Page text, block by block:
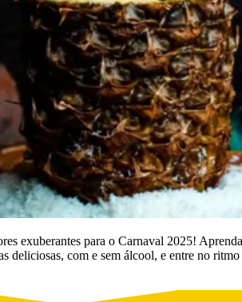
exuberantes para o Carnaval 2025! Aprenda
deliciosas, com e sem álcool, e entre no ritmo